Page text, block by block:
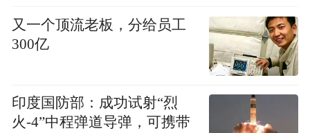
又一个顶流老板，分给员工
300亿
印度国防部：成功试射“烈
火-4”中程弹道导弹，可携带